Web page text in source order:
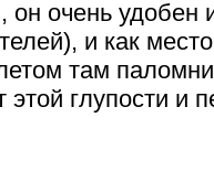
он очень удобен
и как
там
глупости и